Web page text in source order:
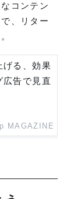
コンテン
、リター
げる、効果
広告で見直
MAGAZINE